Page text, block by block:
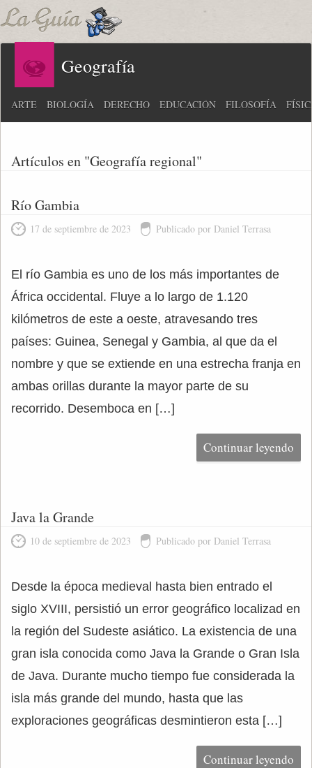
Geografía
ARTE BIOLOGÍA DERECHO EDUCACIÓN FILOSOFÍA
Artículos en "Geografía regional"
Río Gambia
17 de septiembre de 2023 Publicado por Daniel Terrasa
El río Gambia es uno de los más importantes de
África occidental. Fluye a lo largo de 1.120
kilómetros de este a oeste, atravesando tres
países: Guinea, Senegal y Gambia, al que da el
nombre y que se extiende en una estrecha franja en
ambas orillas durante la mayor parte de su
recorrido. Desemboca en […]
Continuar leyendo
Java la Grande
10 de septiembre de 2023 Publicado por Daniel Terrasa
Desde la época medieval hasta bien entrado el
siglo XVIII, persistió un error geográfico localizad en
la región del Sudeste asiático. La existencia de una
gran isla conocida como Java la Grande o Gran Isla
de Java. Durante mucho tiempo fue considerada la
isla más grande del mundo, hasta que las
exploraciones geográficas desmintieron esta […]
Continuar leyendo